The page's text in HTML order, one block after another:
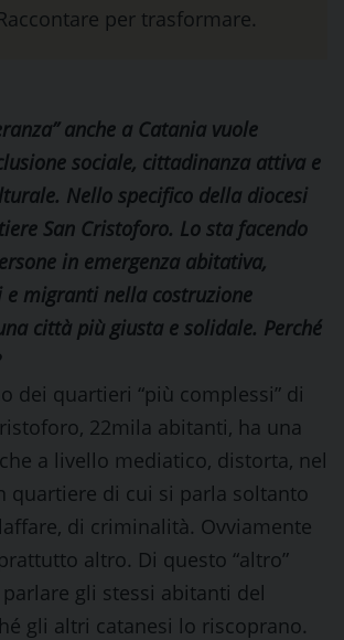
per trasformare.
anche a Catania vuole
sociale, cittadinanza attiva e
Nello specifico della diocesi
San Cristoforo. Lo sta facendo
in emergenza abitativa,
migranti nella costruzione
città più giusta e solidale. Perché
dei quartieri “più complessi” di
22mila abitanti, ha una
a livello mediatico, distorta, nel
quartiere di cui si parla soltanto
di criminalità. Ovviamente
altro. Di questo “altro”
gli stessi abitanti del
gli altri catanesi lo riscoprano.